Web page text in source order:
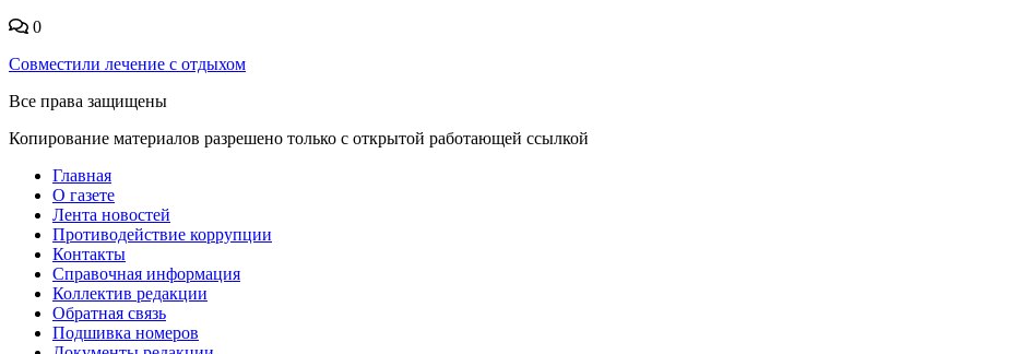
0
Совместили лечение с отдыхом
Все права защищены
Копирование материалов разрешено только с открытой работающей ссылкой
Главная
О газете
Лента новостей
Противодействие коррупции
Контакты
Справочная информация
Коллектив редакции
Обратная связь
Подшивка номеров